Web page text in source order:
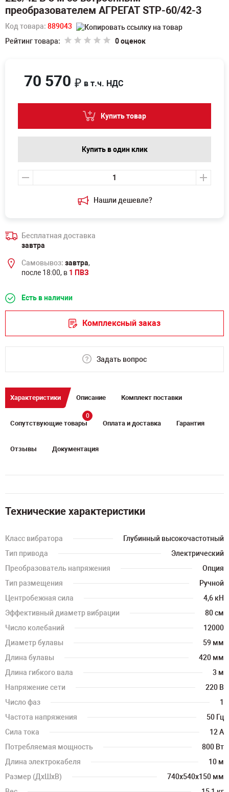
преобразователем АГРЕГАТ STP-60/42-3
Код товара: 889043
Рейтинг товара:
0 оценок
Нашли дешевле?
70 570 ₽ в т.ч. НДС
Купить товар
Купить в один клик
Бесплатная доставка
завтра
Самовывоз: завтра,
после 18:00, в 1 ПВЗ
Есть в наличии
Комплексный заказ
Задать вопрос
Характеристики Описание Комплект поставки
Сопутствующие товары
0
Оплата и доставка Гарантия
Отзывы Документация
Технические характеристики
Класс вибратора
Глубинный высокочастотный
Тип привода
Электрический
Преобразователь напряжения
Опция
Тип размещения
Ручной
Центробежная сила
4,6 кН
Эффективный диаметр вибрации
80 см
Число колебаний
12000
Диаметр булавы
59 мм
Длина булавы
420 мм
Длина гибкого вала
3 м
Напряжение сети
220 В
Число фаз
1
Частота напряжения
50 Гц
Сила тока
12 А
Потребляемая мощность
800 Вт
Длина электрокабеля
10 м
Размер (ДхШхВ)
740х540х150 мм